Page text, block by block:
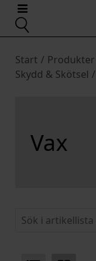
Start / Produkter
Skydd & Skötsel /
Vax